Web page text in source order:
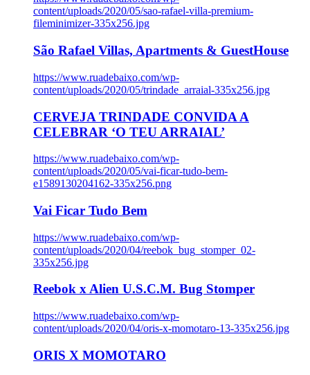
content/uploads/2020/05/sao-rafael-villa-premium-
fileminimizer-335x256.jpg
São Rafael Villas, Apartments & GuestHouse
https://www.ruadebaixo.com/wp-
content/uploads/2020/05/trindade_arraial-335x256.jpg
CERVEJA TRINDADE CONVIDA A
CELEBRAR ‘O TEU ARRAIAL’
https://www.ruadebaixo.com/wp-
content/uploads/2020/05/vai-ficar-tudo-bem-
e1589130204162-335x256.png
Vai Ficar Tudo Bem
https://www.ruadebaixo.com/wp-
content/uploads/2020/04/reebok_bug_stomper_02-
335x256.jpg
Reebok x Alien U.S.C.M. Bug Stomper
https://www.ruadebaixo.com/wp-
content/uploads/2020/04/oris-x-momotaro-13-335x256.jpg
ORIS X MOMOTARO